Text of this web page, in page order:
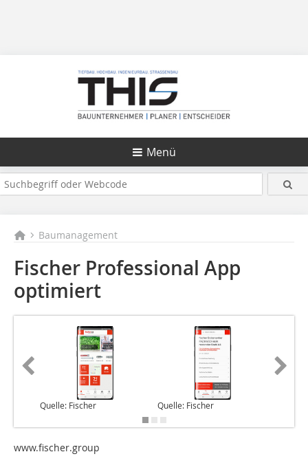
Menü
Baumanagement
Fischer Professional App
optimiert
Quelle: Fischer Quelle: Fischer
www.fischer.group